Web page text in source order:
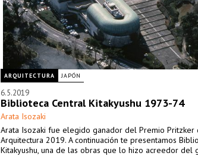
ARQUITECTURA JAPÓN
6.5.2019
Biblioteca Central Kitakyushu 1973-74
Arata Isozaki
Arata Isozaki fue elegido ganador del Premio Pritzker
Arquitectura 2019. A continuación te presentamos
Kitakyushu, una de las obras que lo hizo acreedor del